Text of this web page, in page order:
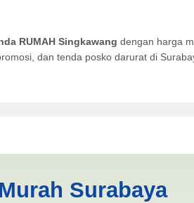
RUMAH Singkawang dengan harga
dan tenda posko darurat di
Surabaya